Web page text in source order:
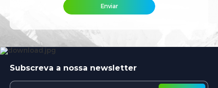
Enviar
Enviar
Subscreva a nossa newsletter